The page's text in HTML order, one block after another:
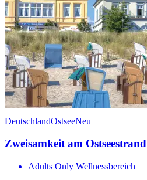
DeutschlandOstseeNeu
Zweisamkeit am Ostseestrand
Adults Only Wellnessbereich